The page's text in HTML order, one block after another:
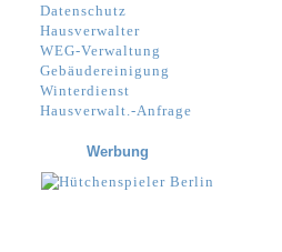
Datenschutz
Hausverwalter
WEG-Verwaltung
Gebäudereinigung
Winterdienst
Hausverwalt.-Anfrage
Werbung